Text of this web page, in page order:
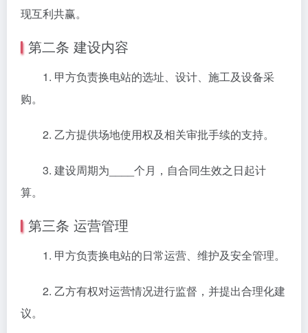
现互利共赢。
第二条 建设内容
1. 甲方负责换电站的选址、设计、施工及设备采
购。
2. 乙方提供场地使用权及相关审批手续的支持。
3. 建设周期为____个月，自合同生效之日起计
算。
第三条 运营管理
1. 甲方负责换电站的日常运营、维护及安全管理。
2. 乙方有权对运营情况进行监督，并提出合理化建
议。